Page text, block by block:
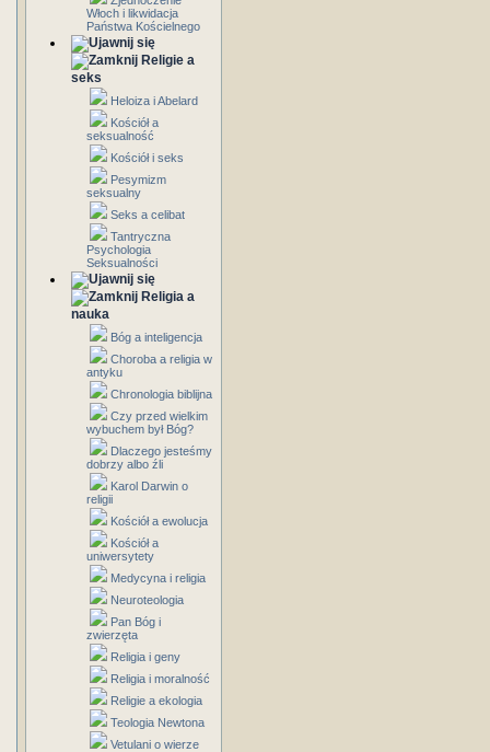
Włoch i likwidacja
Państwa Kościelnego
Religie a
seks
Heloiza i Abelard
Kościół a
seksualność
Kościół i seks
Pesymizm
seksualny
Seks a celibat
Tantryczna
Psychologia
Seksualności
Religia a
nauka
Bóg a inteligencja
Choroba a religia w
antyku
Chronologia biblijna
Czy przed wielkim
wybuchem był Bóg?
Dlaczego jesteśmy
dobrzy albo źli
Karol Darwin o
religii
Kościół a ewolucja
Kościół a
uniwersytety
Medycyna i religia
Neuroteologia
Pan Bóg i
zwierzęta
Religia i geny
Religia i moralność
Religie a ekologia
Teologia Newtona
Vetulani o wierze